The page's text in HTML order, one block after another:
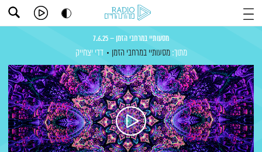
מסעותיי במרחבי הזמן – 7.6.25
מתוך: מסעותיי במרחבי הזמן דדי יצחייק